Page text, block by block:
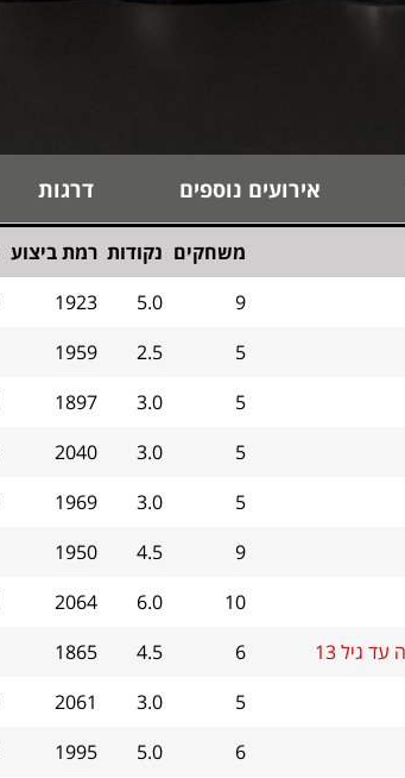
אירועים נוספים דרגות
משחקים נקודות רמת ביצוע
9
5.0
1923
5
2.5
1959
5
3.0
1897
5
3.0
2040
5
3.0
1969
9
4.5
1950
10
6.0
2064
6
4.5
1865
5
3.0
2061
6
5.0
1995